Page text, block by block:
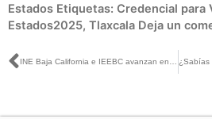
Estados Etiquetas: Credencial para
Estados2025, Tlaxcala Deja un
Ant